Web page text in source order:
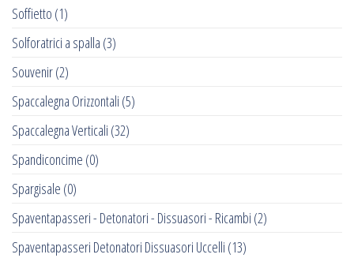
Soffietto (1)
Solforatrici a spalla (3)
Souvenir(2)
Spaccalegna Orizzontali (5)
Spaccalegna Verticali (32)
Spandiconcime (0)
Spargisale (0)
Spaventapasseri - Detonatori - Dissuasori - Ricambi (2)
Spaventapasseri Detonatori Dissuasori Uccelli (13)